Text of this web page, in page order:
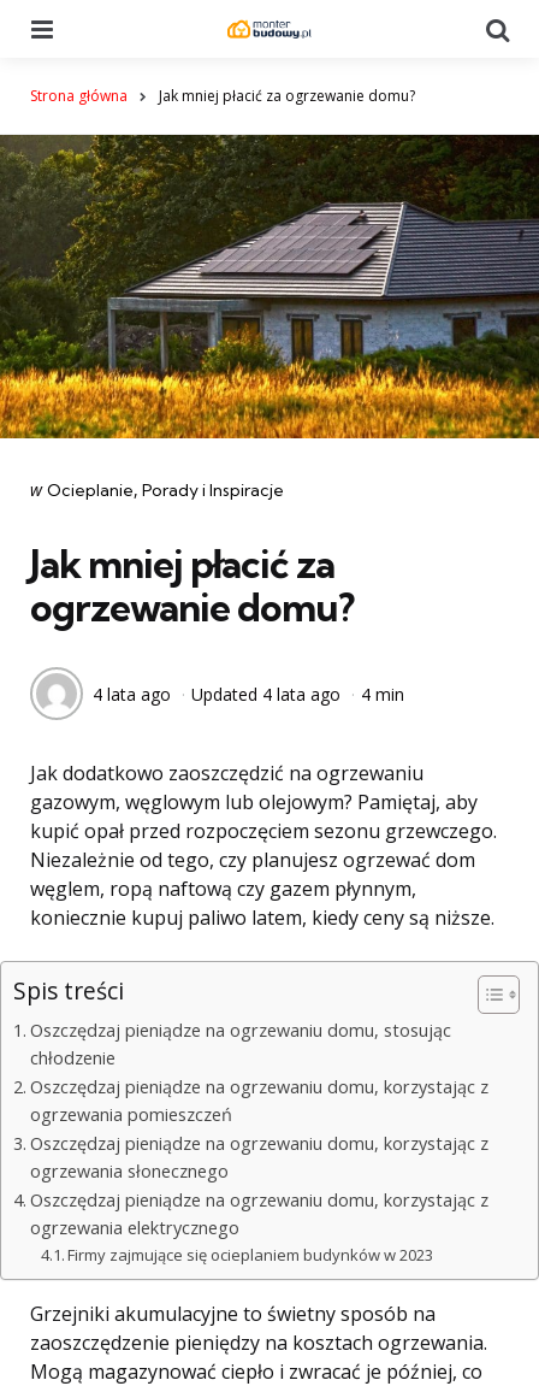
Strona główna Jak mniej płacić za ogrzewanie domu?
Categories
post
w Ocieplanie Porady i Inspiracje
Jak mniej płacić za
ogrzewanie domu?
4 lata ago Updated 4 lata ago 4 min
Jak dodatkowo zaoszczędzić na ogrzewaniu
gazowym, węglowym lub olejowym? Pamiętaj, aby
kupić opał przed rozpoczęciem sezonu grzewczego.
Niezależnie od tego, czy planujesz ogrzewać dom
węglem, ropą naftową czy gazem płynnym,
koniecznie kupuj paliwo latem, kiedy ceny są niższe.
Spis treści
Oszczędzaj pieniądze na ogrzewaniu domu, stosując
chłodzenie
Oszczędzaj pieniądze na ogrzewaniu domu, korzystając z
ogrzewania pomieszczeń
Oszczędzaj pieniądze na ogrzewaniu domu, korzystając z
ogrzewania słonecznego
Oszczędzaj pieniądze na ogrzewaniu domu, korzystając z
ogrzewania elektrycznego
Firmy zajmujące się ocieplaniem budynków w 2023
Grzejniki akumulacyjne to świetny sposób na
zaoszczędzenie pieniędzy na kosztach ogrzewania.
Mogą magazynować ciepło i zwracać je później, co